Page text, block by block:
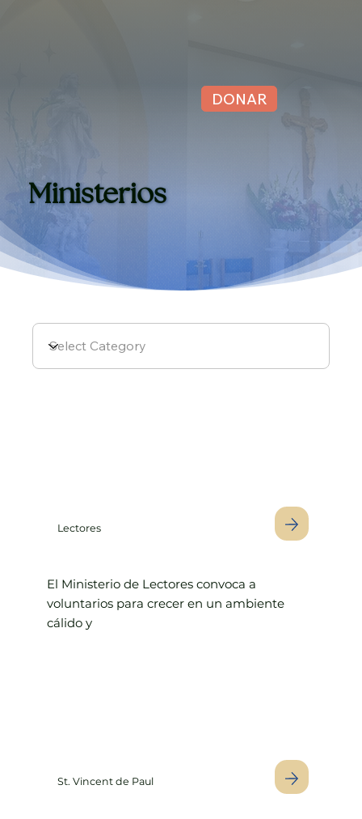
DONAR
Ministerios
Lectores
El Ministerio de Lectores convoca a
voluntarios para crecer en un ambiente
cálido y
St. Vincent de Paul